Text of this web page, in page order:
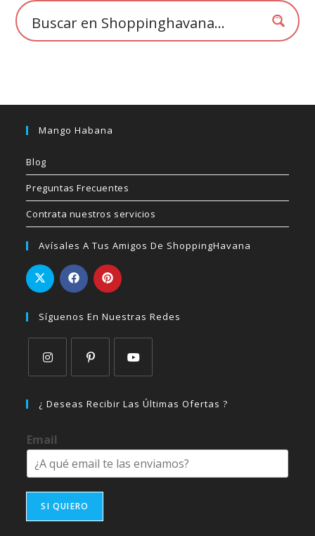
Mango Habana
Blog
Preguntas Frecuentes
Contrata nuestros servicios
Avísales A Tus Amigos De ShoppingHavana
Síguenos En Nuestras Redes
abre
una
nueva
pestaña
abre
nueva
pestaña
abre
nueva
pestaña
¿ Deseas Recibir Las Últimas Ofertas ?
Email
SI QUIERO